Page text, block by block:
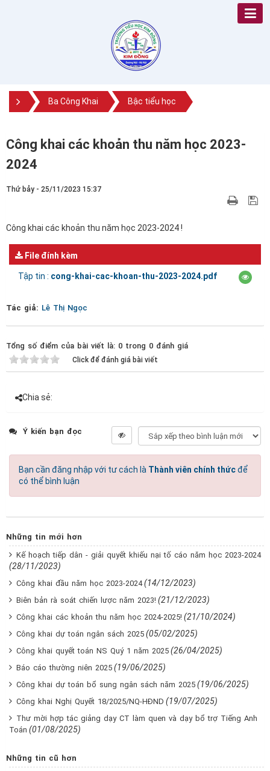
Ba Công Khai Bậc tiểu học
Công khai các khoản thu năm học 2023-
2024
Thứ bảy - 25/11/2023 15:37
Công khai các khoản thu năm học 2023-2024 !
File đính kèm
Tập tin : cong-khai-cac-khoan-thu-2023-2024.pdf
Tác giả: Lê Thị Ngọc
Tổng số điểm của bài viết là: 0 trong 0 đánh giá
Click để đánh giá bài viết
Chia sẻ:
Ý kiến bạn đọc
Bạn cần đăng nhập với tư cách là Thành viên chính thứcđể
có thể bình luận
Những tin mới hơn
Kế hoạch tiếp dân - giải quyết khiếu nại tố cáo năm học 2023-2024
(28/11/2023)
Công khai đầu năm học 2023-2024 (14/12/2023)
Biên bản rà soát chiến lược năm 2023! (21/12/2023)
Công khai các khoản thu năm học 2024-2025! (21/10/2024)
Công khai dự toán ngân sách 2025 (05/02/2025)
Công khai quyết toán NS Quý 1 năm 2025 (26/04/2025)
Báo cáo thường niên 2025 (19/06/2025)
Công khai dự toán bổ sung ngân sách năm 2025 (19/06/2025)
Công khai Nghị Quyết 18/2025/NQ-HĐND (19/07/2025)
Thư mời hợp tác giảng dạy CT làm quen và dạy bổ trợ Tiếng Anh
Toán (01/08/2025)
Những tin cũ hơn